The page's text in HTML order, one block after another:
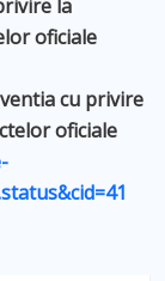
la
oficiale
cu privire
oficiale